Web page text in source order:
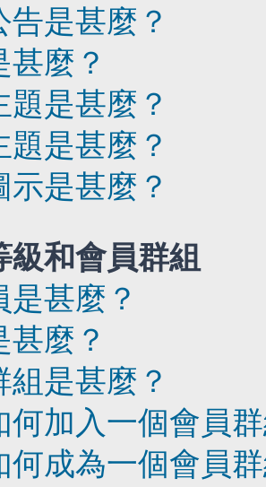
告是甚麼？
甚麼？
題是甚麼？
題是甚麼？
示是甚麼？
級和會員群組
是甚麼？
甚麼？
組是甚麼？
何加入一個會員
何成為一個會員